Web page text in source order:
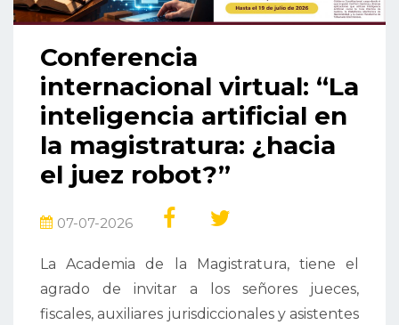
Conferencia
internacional virtual: “La
inteligencia artificial en
la magistratura: ¿hacia
el juez robot?”
07-07-2026
La Academia de la Magistratura, tiene el
agrado de invitar a los señores jueces,
fiscales, auxiliares jurisdiccionales y asistentes